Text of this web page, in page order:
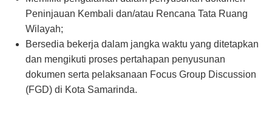
Peninjauan Kembali dan/atau Rencana Tata Ruang
Wilayah;
Bersedia bekerja dalam jangka waktu yang ditetapkan
dan mengikuti proses pertahapan penyusunan
dokumen serta pelaksanaan Focus Group Discussion
(FGD) di Kota Samarinda.